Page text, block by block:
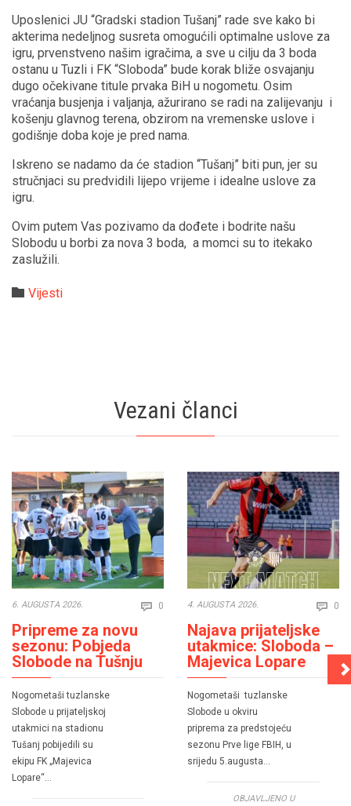
Uposlenici JU “Gradski stadion Tušanj” rade sve kako bi
akterima nedeljnog susreta omogućili optimalne uslove za
igru, prvenstveno našim igračima, a sve u cilju da 3 boda
ostanu u Tuzli i FK “Sloboda” bude korak bliže osvajanju
dugo očekivane titule prvaka BiH u nogometu. Osim
vraćanja busjenja i valjanja, ažurirano se radi na zalijevanju i
košenju glavnog terena, obzirom na vremenske uslove i
godišnje doba koje je pred nama.
Iskreno se nadamo da će stadion “Tušanj” biti pun, jer su
stručnjaci su predvidili lijepo vrijeme i idealne uslove za
igru.
Ovim putem Vas pozivamo da dođete i bodrite našu
Slobodu u borbi za nova 3 boda, a momci su to itekako
zaslužili.
 Category
Vijesti
Vezani članci
6. AUGUSTA 2026.  0 Comments
Pripreme za novu
sezonu: Pobjeda
Slobode na Tušnju
Nogometaši tuzlanske
Slobode u prijateljskoj
utakmici na stadionu
Tušanj pobijedili su
ekipu FK „Majevica
Lopare“…
4. AUGUSTA 2026.  0
Najava prijateljske
utakmice: Sloboda –
Majevica Lopare
Nogometaši tuzlanske
Slobode u okviru
priprema za predstojeću
sezonu Prve lige FBIH, u
srijedu 5.augusta…
OBJAVLJENO U